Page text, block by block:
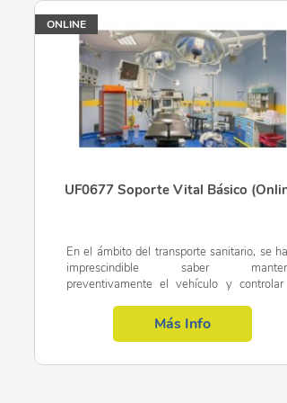
Connotaciones especiales del paciente
Amputaciones.
Aplastamiento.
Cuidado y manejo de lesiones cutáneas:
Electrocución.
Congelación e hipotermia.
UNIDAD DIDÁCTICA 3. ATENCIÓN INICIAL A
ONLINE
UF0677 Soporte Vital Básico
En el ámbito del transporte sanitario, se
imprescindible saber
preventivamente el vehículo y
atención básica sanitaria en el...
Más Info